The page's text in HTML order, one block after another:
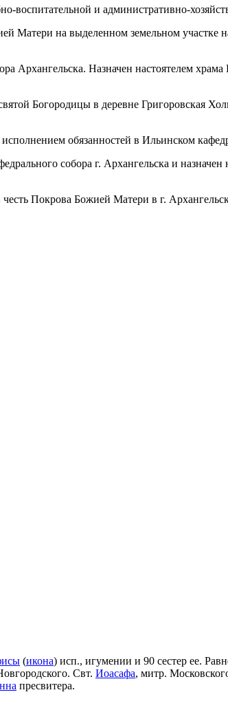
воспитательной и административно-
Матери на выделенном земельном участке
Архангельска. Назначен настоятелем
Богородицы в деревне Григоровская
обязанностей в Ильинском
собора г. Архангельска и
честь Покрова Божией Матери в г.
(икона) исп., игумении и 90 сестер ее.
Свт. Иоасафа, митр.
пресвитера.